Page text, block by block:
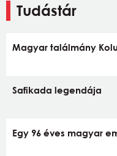
Tudástár
Magyar találmány
Safikada legendája
Egy 96 éves magyar